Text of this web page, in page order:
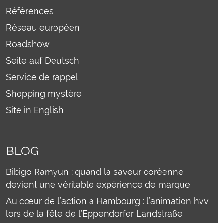
Références
Réseau européen
Roadshow
Seite auf Deutsch
Service de rappel
Shopping mystère
Site in English
BLOG
Bibigo Ramyun : quand la saveur coréenne
devient une véritable expérience de marque
Au cœur de l’action à Hambourg : l’animation hvv
lors de la fête de l’Eppendorfer Landstraße